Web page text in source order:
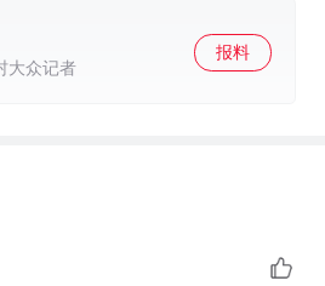
大众记者
报料